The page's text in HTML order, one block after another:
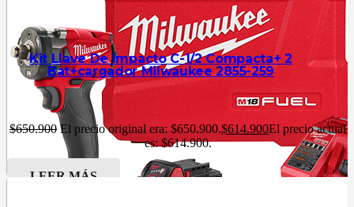
Kit Llave De Impacto C-1/2 Compacta+ 2
Bat+cargador Milwaukee 2855-259
$650.900 El precio original era: $650.900.$614.900El precio actual
es: $614.900.
LEER MÁS